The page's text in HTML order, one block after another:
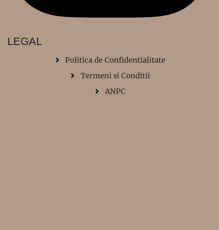
LEGAL
Politica de Confidentialitate
Termeni si Conditii
ANPC